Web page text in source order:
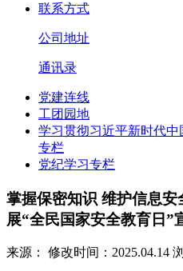
联系方式
公司地址
通讯录
党建连线
工团园地
学习贯彻习近平新时代
专栏
党纪学习专栏
掌握保密知识 维护信息
展“全民国家安全教育日”
来源： 修改时间：2025.04.14